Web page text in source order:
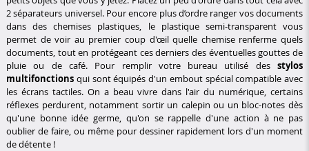
2 séparateurs universel. Pour encore plus d’ordre ranger vos documents
dans des chemises plastiques, le plastique semi-transparent vous
permet de voir au premier coup d'œil quelle chemise renferme quels
documents, tout en protégeant ces derniers des éventuelles gouttes de
pluie ou de café. Pour remplir votre bureau utilisé des stylos
multifonctions qui sont équipés d'un embout spécial compatible avec
les écrans tactiles. On a beau vivre dans l'air du numérique, certains
réflexes perdurent, notamment sortir un calepin ou un bloc-notes dès
qu'une bonne idée germe, qu'on se rappelle d'une action à ne pas
oublier de faire, ou même pour dessiner rapidement lors d'un moment
de détente !